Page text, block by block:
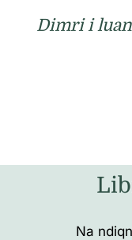
Dimri i
Na